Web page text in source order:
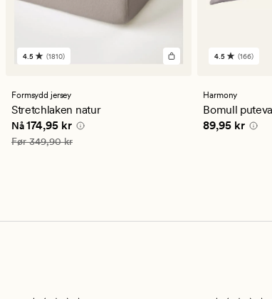
1810
en
gjennomsnittlig
vurdering
på
4.5
4.5 (1810)
Formsydd jersey
Stretchlaken natur
Nåværende pris
Nå174,95 kr
Vanlig pris 349,90 kr
Før349,90 kr
166
en
vurdering
på
4.5 (166)
Harmony
Bomull
Pris 89,95 kr
89,95 kr